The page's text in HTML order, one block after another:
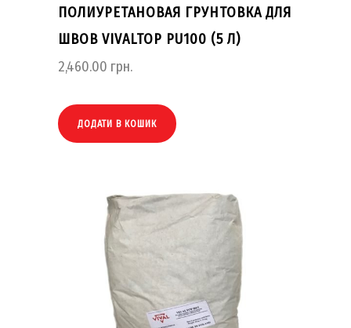
ПОЛИУРЕТАНОВАЯ ГРУНТОВКА ДЛЯ
ШВОВ VIVALTOP PU100 (5 Л)
2,460.00 грн.
ДОДАТИ В КОШИК